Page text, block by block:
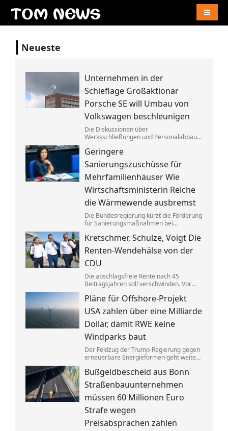
Neueste
Unternehmen in der
Schieflage Großaktionär
Porsche SE will Umbau von
Volkswagen beschleunigen
Die Diskussionen über
Werksschließungen und Personalabbau
Clan zu lange. Die Familie fordert die
Aufgabe von »Denkverboten«.
Geringere
Sanierungszuschüsse für
Mehrfamilienhäuser Wie
Wirtschaftsministerin Reiche
die Wärmewende ausbremst
Die Bundesregierung kürzt die Förderung
für Sanierungsmaßnahmen bei
nicht zuletzt Mieter. Und die Klimaziele
dürften so kaum noch zu erreichen sein.
Kretschmer, Schulze, Voigt Die
Renten-Wendehälse von der
CDU
Die abschlagsfreie Rente nach 45
Beitragsjahren soll verschwinden. Vor
Dabei vertraten die CDU-
Ministerpräsidenten noch vor Kurzem
das Gegenteil dessen, was sie jetzt
sagen.
Pläne für Offshore-Projekt
USA zahlen über eine Milliarde
Dollar, damit RWE keine
Windparks baut
Der Feldzug der Trump-Regierung gegen
erneuerbare Energieformen geht weiter:
in den USA geplante große
Windkraftprojekte auf – gegen eine
üppige Entschädigung.
Bußgeldbescheid aus Bonn
Straßenbauunternehmen
müssen 60 Millionen Euro
Strafe wegen
Preisabsprachen zahlen